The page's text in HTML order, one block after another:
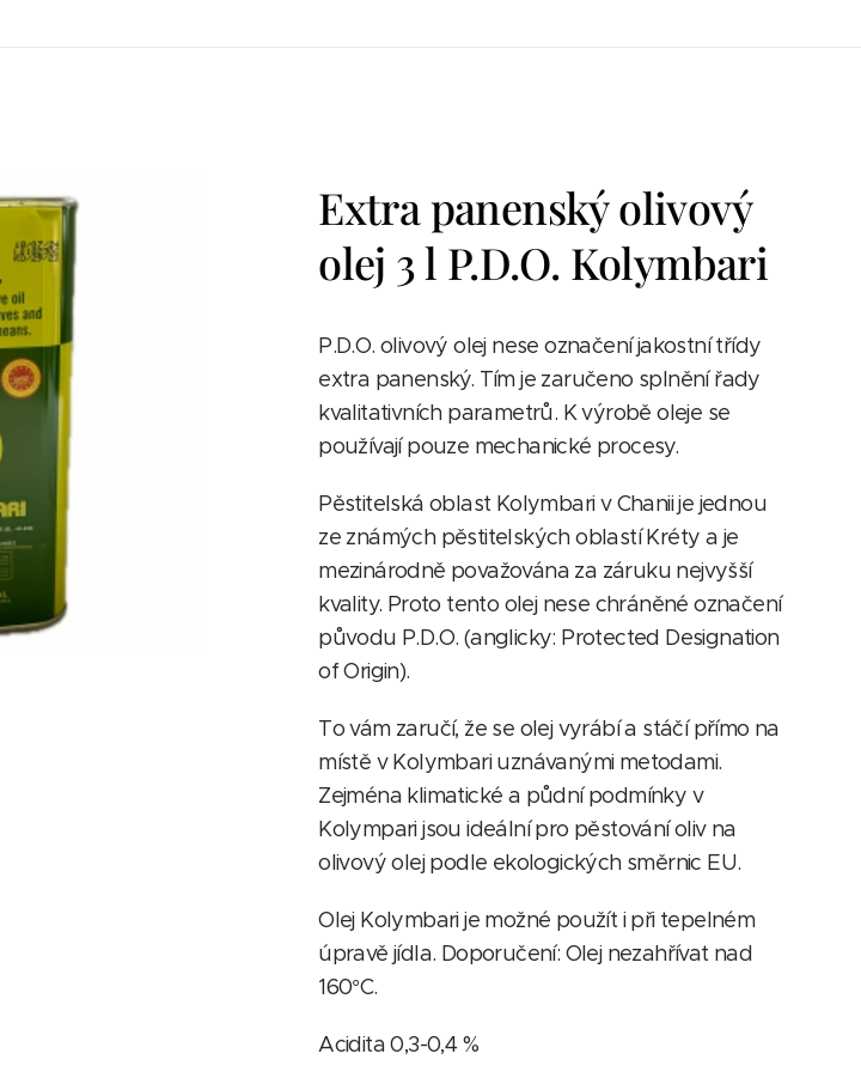
Extra panenský olivový
olej 3 l P.D.O. Kolymbari
P.D.O. olivový olej nese označení jakostní třídy
extra panenský. Tím je zaručeno splnění řady
kvalitativních parametrů. K výrobě oleje se
používají pouze mechanické procesy.
Pěstitelská oblast Kolymbari v Chanii je jednou
ze známých pěstitelských oblastí Kréty a je
mezinárodně považována za záruku nejvyšší
kvality. Proto tento olej nese chráněné označení
původu P.D.O. (anglicky: Protected Designation
of Origin).
To vám zaručí, že se olej vyrábí a stáčí přímo na
místě v Kolymbari uznávanými metodami.
Zejména klimatické a půdní podmínky v
Kolympari jsou ideální pro pěstování oliv na
olivový olej podle ekologických směrnic EU.
Olej Kolymbari je možné použít i při tepelném
úpravě jídla. Doporučení: Olej nezahřívat nad
160°C.
Acidita 0,3-0,4 %